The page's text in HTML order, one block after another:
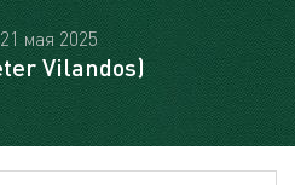
мая 2025
Vilandos)